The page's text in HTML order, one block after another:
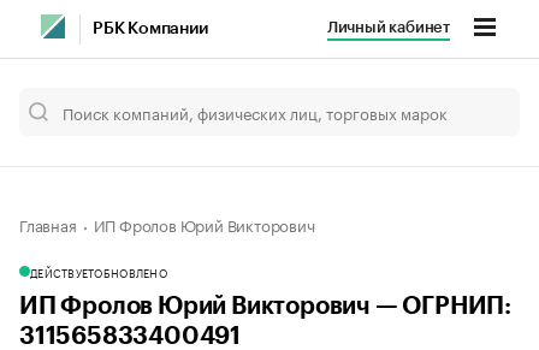
РБК Компании Личный кабинет
Главная ИП Фролов Юрий Викторович
ДЕЙСТВУЕТОБНОВЛЕНО
ИП Фролов Юрий Викторович — ОГРНИП:
311565833400491